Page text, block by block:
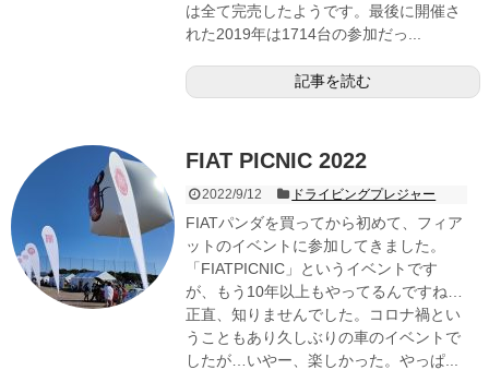
は全て完売したようです。最後に開催さ
れた2019年は1714台の参加だっ...
記事を読む
FIAT PICNIC 2022
2022/9/12 ドライビングプレジャー
FIATパンダを買ってから初めて、フィア
ットのイベントに参加してきました。
「FIATPICNIC」というイベントです
が、もう10年以上もやってるんですね…
正直、知りませんでした。コロナ禍とい
うこともあり久しぶりの車のイベントで
したが…いやー、楽しかった。やっぱ...